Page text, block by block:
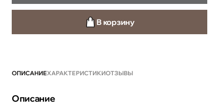
В корзину
ОПИСАНИЕХАРАКТЕРИСТИКИОТЗЫВЫ
Описание